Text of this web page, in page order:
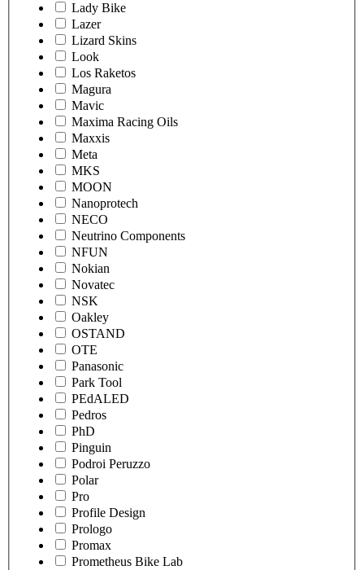
Lady Bike
Lazer
Lizard Skins
Look
Los Raketos
Magura
Mavic
Maxima Racing Oils
Maxxis
Meta
MKS
MOON
Nanoprotech
NECO
Neutrino Components
NFUN
Nokian
Novatec
NSK
Oakley
OSTAND
OTE
Panasonic
Park Tool
PEdALED
Pedros
PhD
Pinguin
Podroi Peruzzo
Polar
Pro
Profile Design
Prologo
Promax
Prometheus Bike Lab